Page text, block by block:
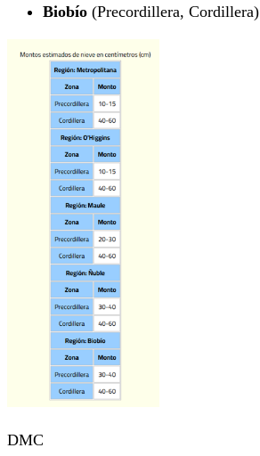
Biobío (Precordillera, Cordillera)
DMC